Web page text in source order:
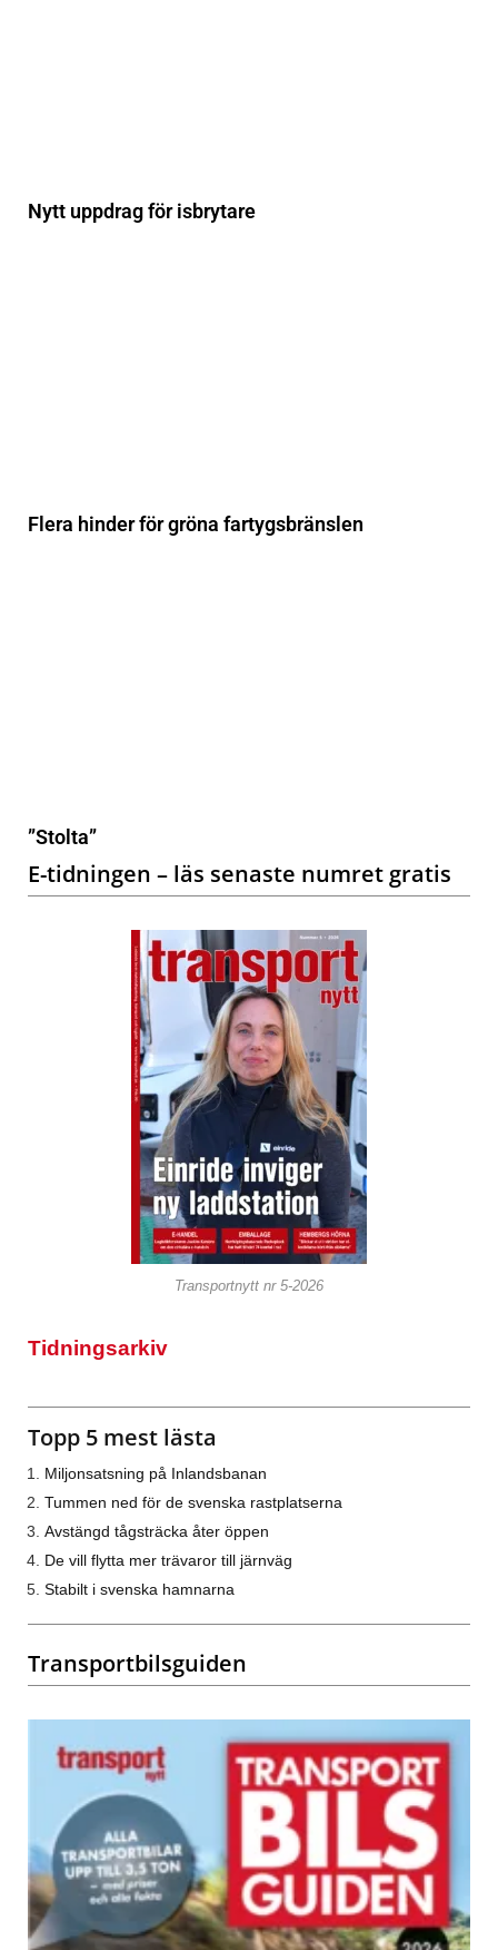
Nytt uppdrag för isbrytare
Flera hinder för gröna fartygsbränslen
”Stolta”
E-tidningen – läs senaste numret gratis
Transportnytt nr 5-2026
Tidningsarkiv
Topp 5 mest lästa
Miljonsatsning på Inlandsbanan
Tummen ned för de svenska rastplatserna
Avstängd tågsträcka åter öppen
De vill flytta mer trävaror till järnväg
Stabilt i svenska hamnarna
Transportbilsguiden